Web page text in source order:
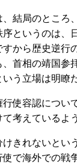
結局のところ
というのは
から歴史逆
首相の靖国参
う立場は明瞭
使容認につい
考えているよ
きれないとい
で海外での